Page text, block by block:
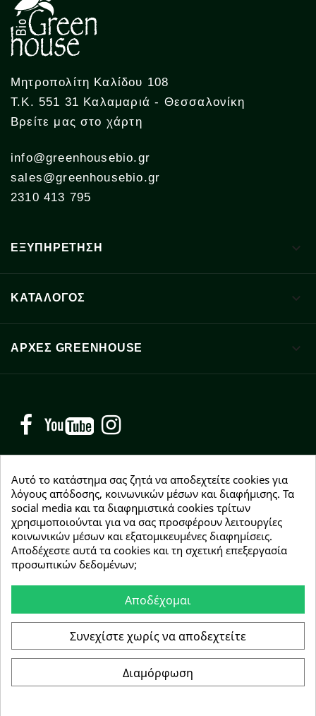
Μητροπολίτη Καλίδου 108
Τ.Κ. 551 31 Καλαμαριά - Θεσσαλονίκη
Βρείτε μας στο χάρτη
info@greenhousebio.gr
sales@greenhousebio.gr
2310 413 795
ΕΞΥΠΗΡΕΤΗΣΗ 
ΚΑΤΑΛΟΓΟΣ 
ΑΡΧΈΣ GREENHOUSE 
Facebook YouTube
NEWSLETTER
Εγγραφείτε δωρεάν και θα είστε οι πρώτοι που θα
λάβετε τα νέα μας γύρω από προσφορές, εκπτώσεις
και νέα προϊόντα.
Συμφωνώ με τουςόρους χρήσης
Copyright © 2026 Greenhousebio
Αυτό το κατάστημα σας ζητά να αποδεχτείτε cookies για
λόγους απόδοσης, κοινωνικών μέσων και διαφήμισης. Τα
social media και τα διαφημιστικά cookies τρίτων
χρησιμοποιούνται για να σας προσφέρουν λειτουργίες
κοινωνικών μέσων και εξατομικευμένες διαφημίσεις.
Αποδέχεστε αυτά τα cookies και τη σχετική επεξεργασία
προσωπικών δεδομένων;
Αποδέχομαι
Συνεχίστε χωρίς να αποδεχτείτε
Διαμόρφωση